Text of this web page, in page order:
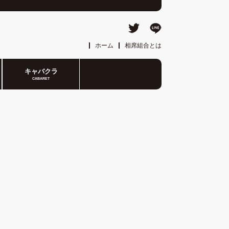
ホーム 相席組合とは
キャバクラ
CABARET